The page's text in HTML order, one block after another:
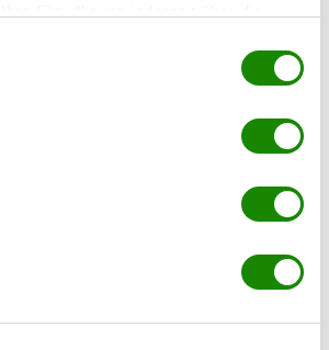
oder widerrufen
über Ihre geografische Lage
(Fingerprinting) identifizieren
darüber, wie Ihre persönlichen Daten